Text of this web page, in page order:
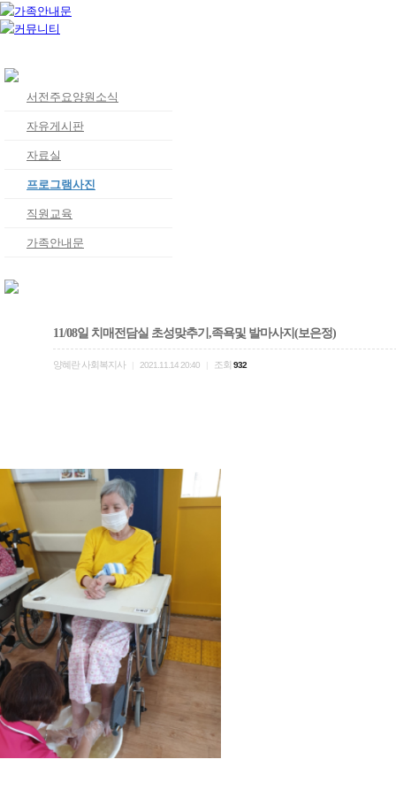
서전주요양원소식
자유게시판
자료실
프로그램사진
직원교육
가족안내문
11/08일 치매전담실 초성맞추기,족욕및 발마사지(보은정)
양혜란 사회복지사 2021.11.14 20:40 조회 932